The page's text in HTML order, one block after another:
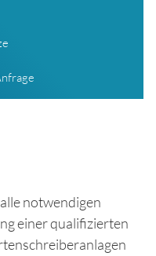
notwendigen
einer qualifizierten